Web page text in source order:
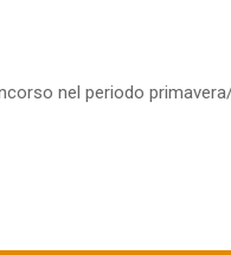
nel periodo